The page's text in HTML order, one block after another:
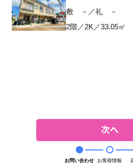
敷 －／礼 －
2階／2K／33.05㎡
お問い合わせ お客様情報